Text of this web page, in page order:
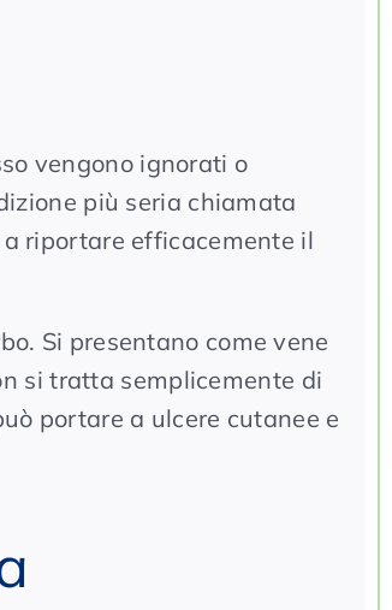
vengono ignorati o
più seria chiamata
riportare efficacemente il
Si presentano come vene
si tratta semplicemente di
portare a ulcere cutanee e